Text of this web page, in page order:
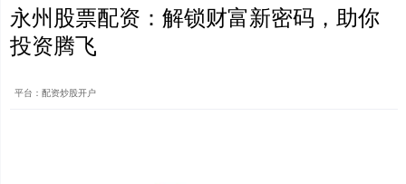
永州股票配资：解锁财富新密码，助你
投资腾飞
平台：配资炒股开户